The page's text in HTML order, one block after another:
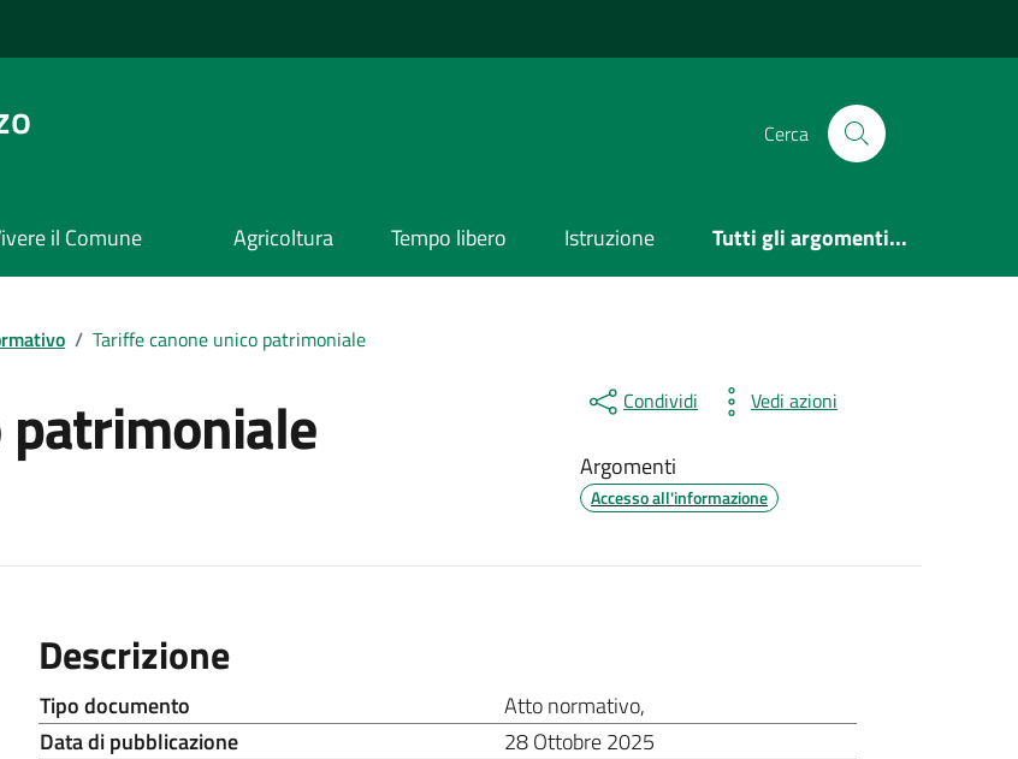
Cerca
il Comune Agricoltura Tempo libero Istruzione Tutti gli argomenti...
/ Tariffe canone unico patrimoniale
patrimoniale Condividi Vedi azioni
Argomenti
Accesso all'informazione
Descrizione
Tipo documento Atto normativo,
Data di pubblicazione
28 Ottobre 2025